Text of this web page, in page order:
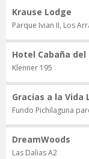
Krause Lodge
Parque Ivian II, Los
Hotel Cabaña del
Klenner 195
Gracias a la Vida
Fundo Pichilaguna
DreamWoods
Las Dalias A2